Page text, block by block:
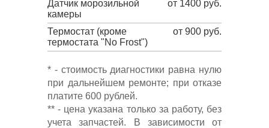
Датчик морозильной
камеры
от 1400 руб.
Термостат (кроме
термостата "No Frost")
от 900 руб.
* - стоимость диагностики равна нулю
при дальнейшем ремонте; при отказе
платите 600 рублей.
** - цена указана только за работу, без
учета запчастей. В зависимости от